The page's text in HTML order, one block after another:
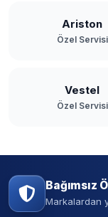
Ariston
Özel Servisi
Vestel
Özel Servisi
Bağımsız
Markalardan